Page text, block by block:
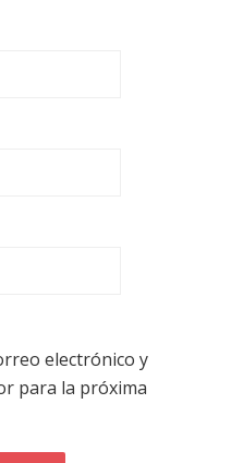
electrónico y
para la próxima